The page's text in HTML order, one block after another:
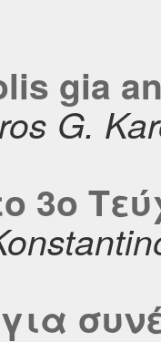
gia
G.
3ο